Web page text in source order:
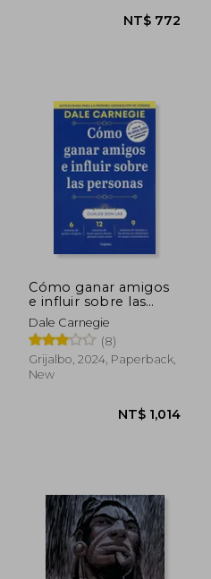
NT$ 703
Cómo ganar amigos
e influir sobre las
personas (in Spanish)
Dale Carnegie
(8)
Grijalbo, 2024, Paperback,
New